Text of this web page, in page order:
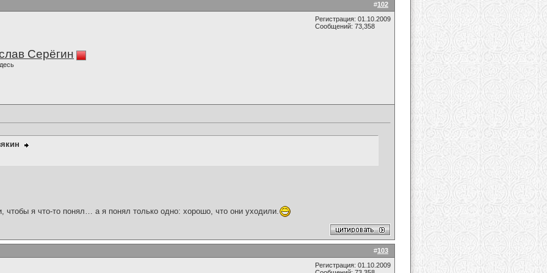
#102
Серёгин
Регистрация: 01.10.2009
Сообщений: 73,358
чтобы я что-то понял… а я понял только одно: хорошо, что они уходили.
#103
Регистрация: 01.10.2009